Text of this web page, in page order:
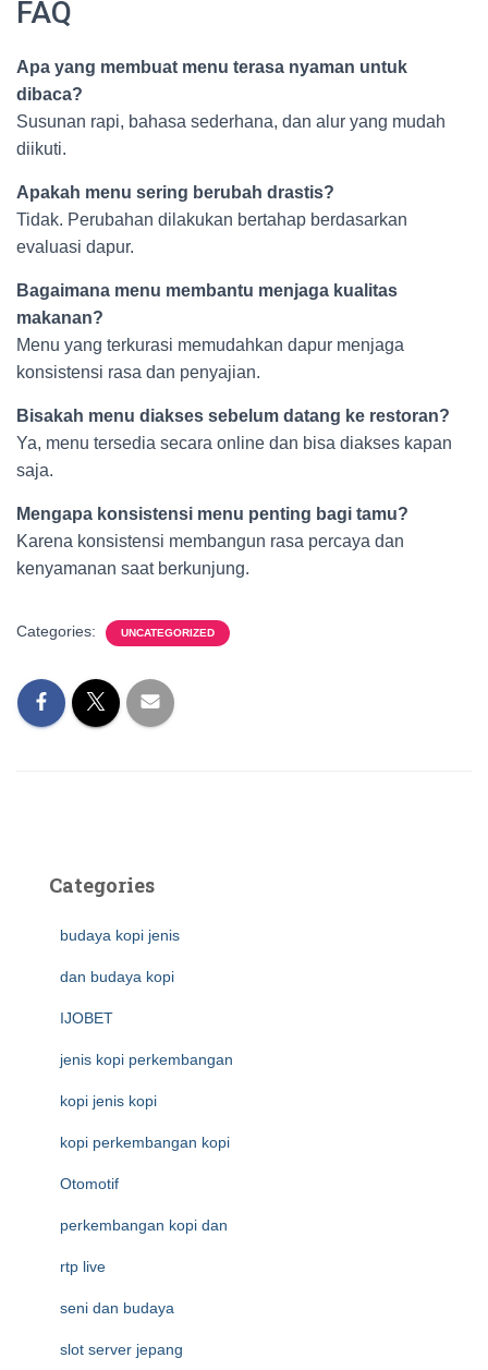
FAQ
Apa yang membuat menu terasa nyaman untuk
dibaca?
Susunan rapi, bahasa sederhana, dan alur yang mudah
diikuti.
Apakah menu sering berubah drastis?
Tidak. Perubahan dilakukan bertahap berdasarkan
evaluasi dapur.
Bagaimana menu membantu menjaga kualitas
makanan?
Menu yang terkurasi memudahkan dapur menjaga
konsistensi rasa dan penyajian.
Bisakah menu diakses sebelum datang ke restoran?
Ya, menu tersedia secara online dan bisa diakses kapan
saja.
Mengapa konsistensi menu penting bagi tamu?
Karena konsistensi membangun rasa percaya dan
kenyamanan saat berkunjung.
Categories: UNCATEGORIZED
Categories
budaya kopi jenis
dan budaya kopi
IJOBET
jenis kopi perkembangan
kopi jenis kopi
kopi perkembangan kopi
Otomotif
perkembangan kopi dan
rtp live
seni dan budaya
slot server jepang